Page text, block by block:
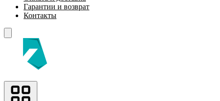
Гарантии и возврат
Контакты